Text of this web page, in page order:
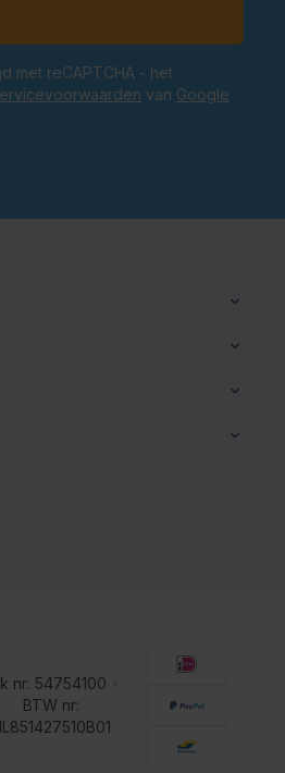
met reCAPTCHA - het
van Google
nr: 54754100
BTW nr: